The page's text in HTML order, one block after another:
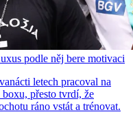
podle něj bere motivaci
letech pracoval na
přesto tvrdí, že
ráno vstát a trénovat.